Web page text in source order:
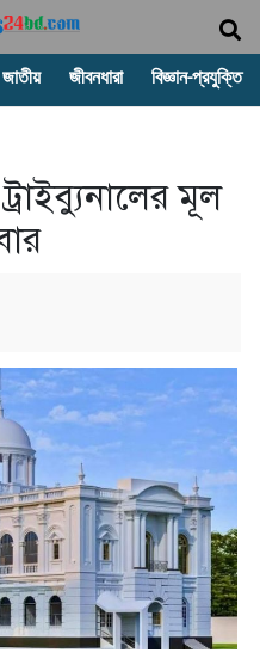
জাতীয় জীবনধারা বিজ্ঞান-প্রযুক্তি
মূল